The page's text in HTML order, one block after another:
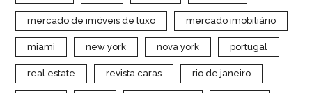
mercado de imóveis de luxo mercado imobiliário
miami new york nova york portugal
real estate revista caras rio de janeiro